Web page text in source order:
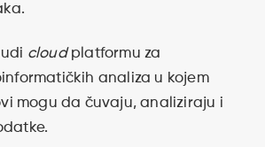
cloudplatformu za
analiza u kojem
mogu da čuvaju, analiziraju i